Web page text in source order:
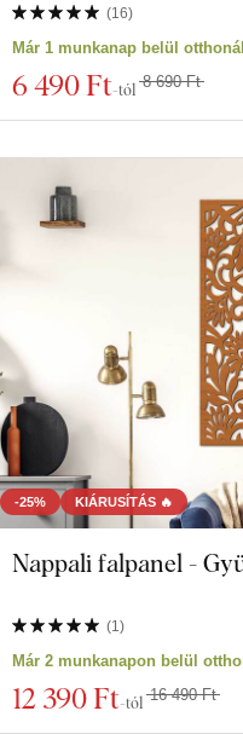
(16)
Már 1 munkanap belül
6 490 Ft-tól 8 690 Ft
-25% KIÁRUSÍTÁS 🔥
Nappali falpanel -
(1)
Már 2 munkanapon belül
12 390 Ft-tól 16 490 Ft